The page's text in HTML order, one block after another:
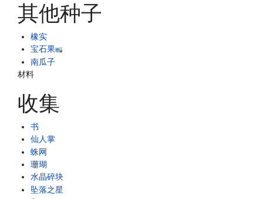
其他种子
橡实
宝石果
南瓜子
材料
收集
书
仙人掌
蛛网
珊瑚
水晶碎块
坠落之星